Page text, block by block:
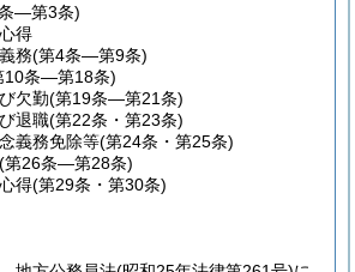
―第3条)
得
務(第4条―第9条)
10条―第18条)
欠勤(第19条―第21条)
退職(第22条・第23条)
義務免除等(第24条・第25条)
(第26条―第28条)
得(第29条・第30条)